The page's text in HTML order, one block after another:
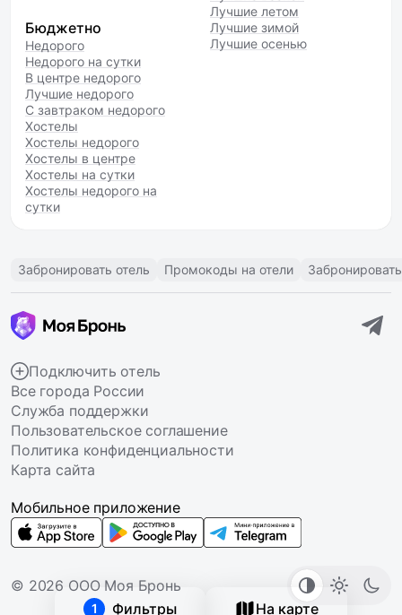
1 Фильтры На карте
Бюджетно
Недорого
Недорого на сутки
В центре недорого
Лучшие недорого
С завтраком недорого
Хостелы
Хостелы недорого
Хостелы в центре
Хостелы на сутки
Хостелы недорого на
сутки
Лучшие летом
Лучшие зимой
Лучшие осенью
Забронировать отель Промокоды на отели
Подключить отель
Все города России
Служба поддержки
Пользовательское соглашение
Политика конфиденциальности
Карта сайта
© 2026 ООО Моя Бронь
Мобильное приложение